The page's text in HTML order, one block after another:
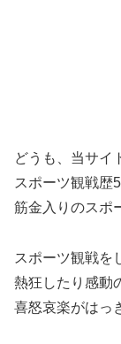
どうも、当サイ
スポーツ観戦歴
筋金入りのスポ
スポーツ観戦を
熱狂したり感動
喜怒哀楽がはっ